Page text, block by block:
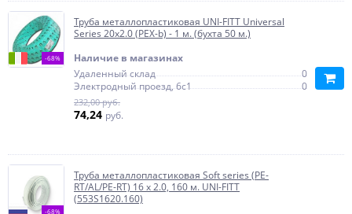
-68%
Труба металлопластиковая UNI-FITT Universal
Series 20х2.0 (PEX-b) - 1 м. (бухта 50 м.)
Наличие в магазинах
Удаленный склад
0
Электродный проезд, 6с1
0
232,00 руб.
74,24 руб.
-68%
Труба металлопластиковая Soft series (PE-
RT/AL/PE-RT) 16 x 2.0, 160 м. UNI-FITT
(553S1620.160)